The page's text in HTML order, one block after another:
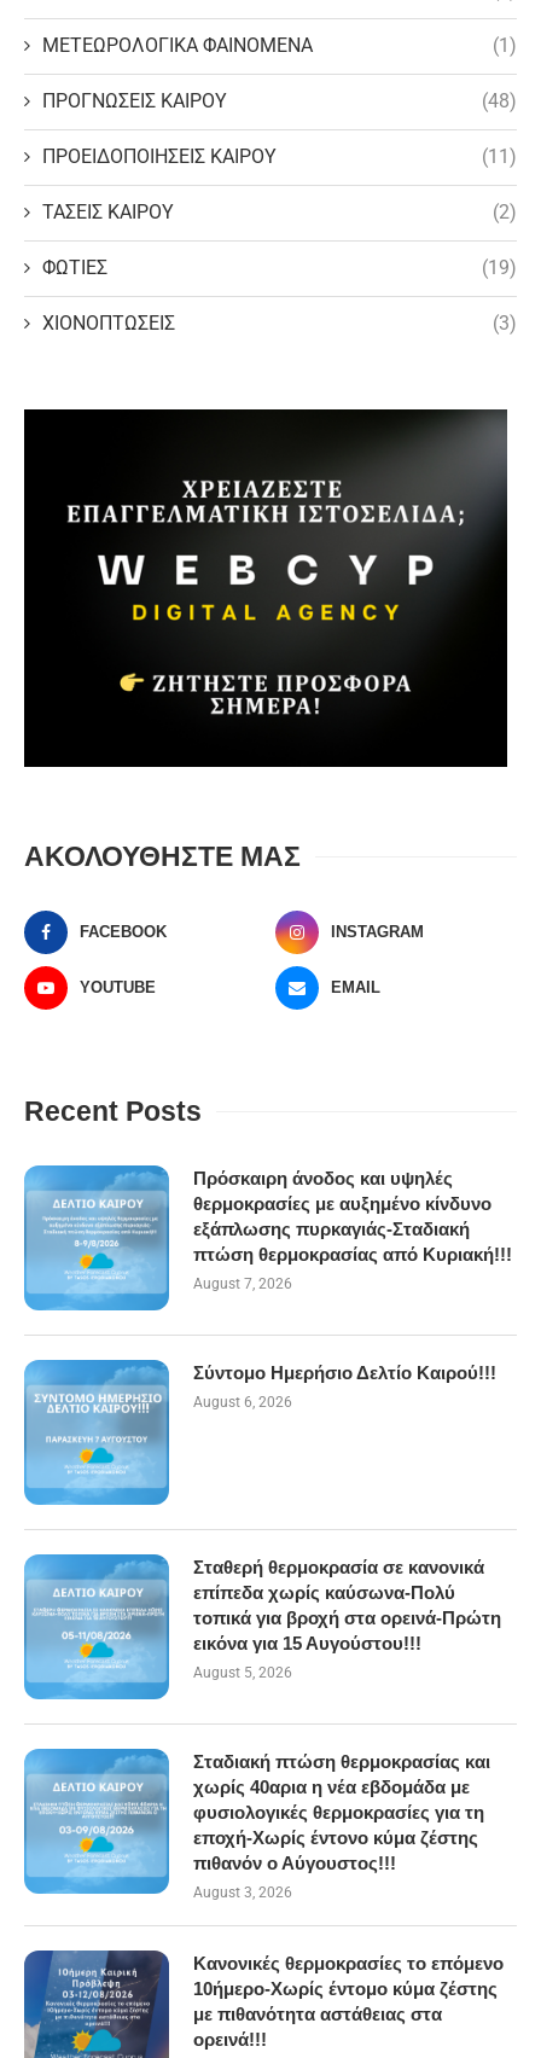
ΜΕΤΕΩΡΟΛΟΓΙΚΑ ΦΑΙΝΟΜΕΝΑ (1)
ΠΡΟΓΝΩΣΕΙΣ ΚΑΙΡΟΥ (48)
ΠΡΟΕΙΔΟΠΟΙΗΣΕΙΣ ΚΑΙΡΟΥ (11)
ΤΑΣΕΙΣ ΚΑΙΡΟΥ (2)
ΦΩΤΙΕΣ (19)
ΧΙΟΝΟΠΤΩΣΕΙΣ (3)
ΑΚΟΛΟΥΘΗΣΤΕ ΜΑΣ
FACEBOOK INSTAGRAM
YOUTUBE EMAIL
Recent Posts
Πρόσκαιρη άνοδος και υψηλές
θερμοκρασίες με αυξημένο κίνδυνο
εξάπλωσης πυρκαγιάς-Σταδιακή
πτώση θερμοκρασίας από Κυριακή!!!
August 7, 2026
Σύντομο Ημερήσιο Δελτίο Καιρού!!!
August 6, 2026
Σταθερή θερμοκρασία σε κανονικά
επίπεδα χωρίς καύσωνα-Πολύ
τοπικά για βροχή στα ορεινά-Πρώτη
εικόνα για 15 Αυγούστου!!!
August 5, 2026
Σταδιακή πτώση θερμοκρασίας και
χωρίς 40αρια η νέα εβδομάδα με
φυσιολογικές θερμοκρασίες για τη
εποχή-Χωρίς έντονο κύμα ζέστης
πιθανόν ο Αύγουστος!!!
August 3, 2026
Κανονικές θερμοκρασίες το επόμενο
10ήμερο-Χωρίς έντομο κύμα ζέστης
με πιθανότητα αστάθειας στα
ορεινά!!!